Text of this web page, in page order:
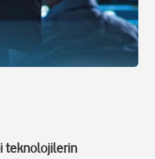
teknolojilerin